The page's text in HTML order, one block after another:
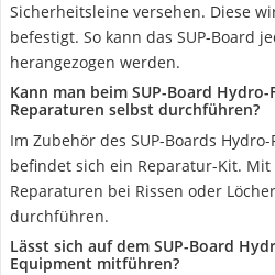
Sicherheitsleine versehen. Diese
befestigt. So kann das SUP-Board
herangezogen werden.
Kann man beim SUP-Board
Reparaturen selbst durchführen?
Im Zubehör des SUP-Boards
befindet sich ein Reparatur-Kit.
Reparaturen bei Rissen oder
durchführen.
Lässt sich auf dem SUP-Board
Equipment mitführen?